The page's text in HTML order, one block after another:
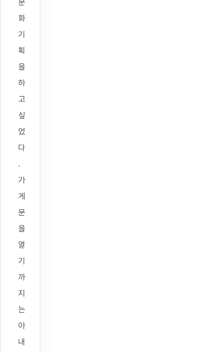
문
화
기
획
을
하
고
싶
었
다
.
가
게
문
을
열
기
까
지
는
아
내